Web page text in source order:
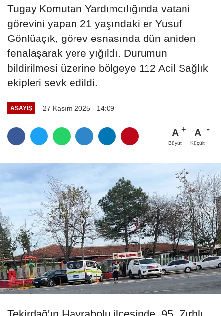
Tugay Komutan Yardımcılığında vatani
görevini yapan 21 yaşındaki er Yusuf
Gönlüaçık, görev esnasında dün aniden
fenalaşarak yere yığıldı. Durumun
bildirilmesi üzerine bölgeye 112 Acil Sağlık
ekipleri sevk edildi.
ASAYIŞ 27 Kasım 2025 - 14:09
A
Büyüt
A
Küçült